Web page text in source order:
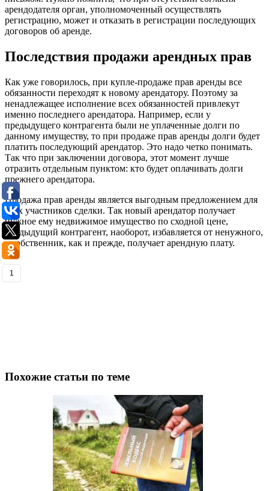
арендодателя орган, уполномоченный осуществлять
регистрацию, может и отказать в регистрации последующих
договоров об аренде.
Последствия продажи арендных прав
Как уже говорилось, при купле-продаже прав аренды все
обязанности переходят к новому арендатору. Поэтому за
ненадлежащее исполнение всех обязанностей привлекут
именно последнего арендатора. Например, если у
предыдущего контрагента были не уплаченные долги по
данному имуществу, то при продаже прав аренды долги будет
платить последующий арендатор. Это надо четко понимать.
Так что при заключении договора, этот момент лучше
отразить отдельным пунктом: кто будет оплачивать долги
прежнего арендатора.
Продажа прав аренды является выгодным предложением для
всех участников сделки. Так новый арендатор получает
нужное ему недвижимое имущество по сходной цене,
предыдущий контрагент, наоборот, избавляется от ненужного,
а собственник, как и прежде, получает арендную плату.
Похожие статьи по теме
1